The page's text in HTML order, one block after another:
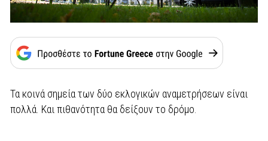
Τα κοινά σημεία των δύο εκλογικών αναμετρήσεων είναι
πολλά. Και πιθανότητα θα δείξουν το δρόμο.